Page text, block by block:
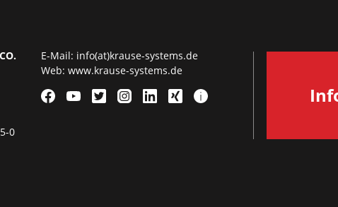
0
E-Mail: info(at)krause-systems.de
Web: www.krause-systems.de